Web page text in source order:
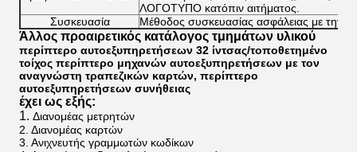
ΛΟΓΟΤΥΠΟ κατόπιν αιτήματος.
Συσκευασία
Μέθοδος συσκευασίας ασφάλειας με την
Άλλος προαιρετικός κατάλογος τμημάτων υλικού
περίπτερο αυτοεξυπηρετήσεων 32 ίντσας/τοποθετημένο
τοίχος περίπτερο μηχανών αυτοεξυπηρετήσεων με τον
αναγνώστη τραπεζικών καρτών, περίπτερο
αυτοεξυπηρετήσεων συνήθειας
έχει ως εξής:
1. Διανομέας μετρητών
2. Διανομέας καρτών
3. Ανιχνευτής γραμμωτών κωδίκων